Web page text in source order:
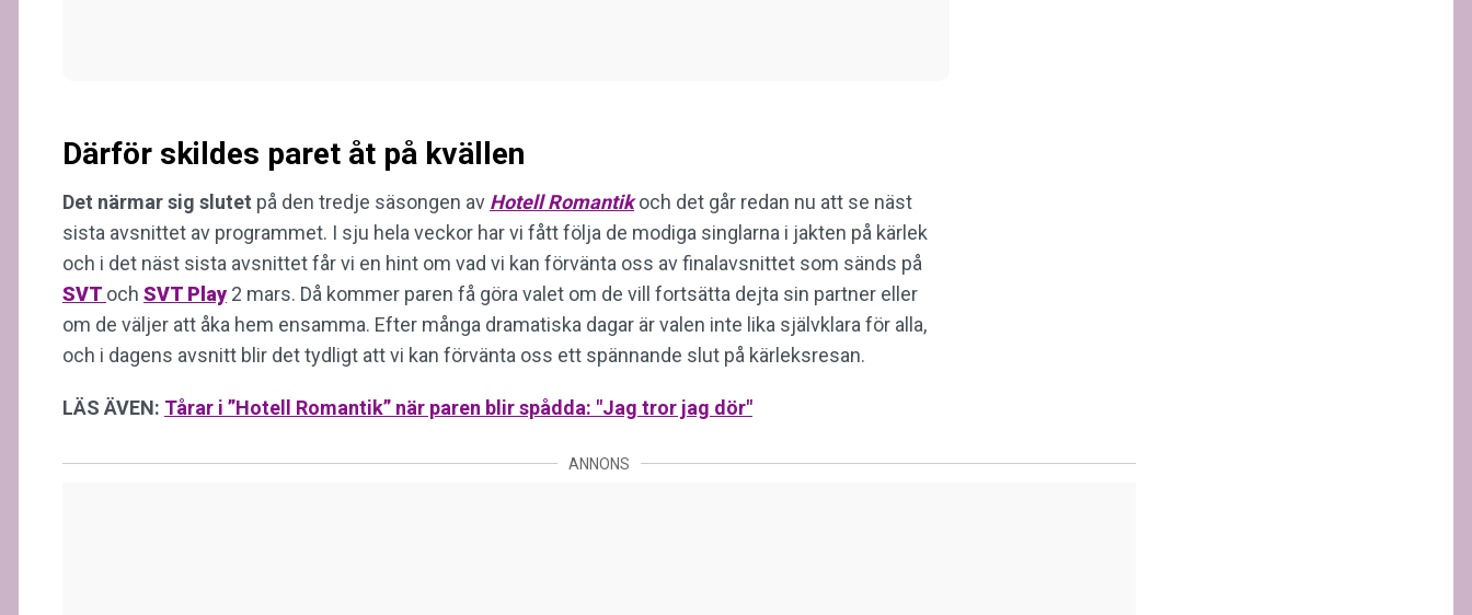
Därför skildes paret åt på kvällen
Det närmar sig slutet på den tredje säsongen av Hotell Romantikoch det går redan nu att se näst
sista avsnittet av programmet. I sju hela veckor har vi fått följa de modiga singlarna i jakten på kärlek
och i det näst sista avsnittet får vi en hint om vad vi kan förvänta oss av finalavsnittet som sänds på
SVT och SVT Play 2 mars. Då kommer paren få göra valet om de vill fortsätta dejta sin partner eller
om de väljer att åka hem ensamma. Efter många dramatiska dagar är valen inte lika självklara för alla,
och i dagens avsnitt blir det tydligt att vi kan förvänta oss ett spännande slut på kärleksresan.
LÄS ÄVEN: Tårar i ”Hotell Romantik” när paren blir spådda: "Jag tror jag dör"
ANNONS